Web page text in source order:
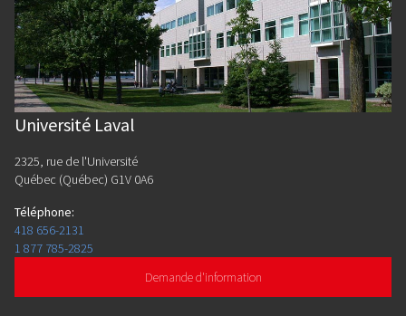
Université Laval
2325, rue de l'Université
Québec (Québec) G1V 0A6
Téléphone:
418 656-2131
1 877 785-2825
Demande d'information